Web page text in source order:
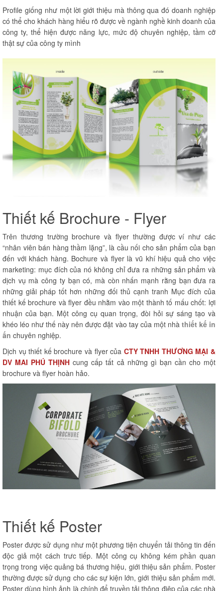
Profile giống như một lời giới thiệu mà thông qua đó doanh nghiệp
có thể cho khách hàng hiểu rõ được về ngành nghề kinh doanh của
công ty, thể hiện được năng lực, mức độ chuyên nghiệp, tầm cỡ
thật sự của công ty mình
Thiết kế Brochure - Flyer
Trên thương trường brochure và flyer thường được ví như các
“nhân viên bán hàng thầm lặng”, là cầu nối cho sản phẩm của bạn
đến với khách hàng. Bochure và flyer là vũ khí hiệu quả cho việc
marketing: mục đích của nó không chỉ đưa ra những sản phẩm và
dịch vụ mà công ty bạn có, mà còn nhấn mạnh rằng bạn đưa ra
những giải pháp tốt hơn những đối thủ cạnh tranh Mục đích của
thiết kế brochure và flyer đều nhằm vào một thành tố mấu chốt: lợi
nhuận của bạn. Một công cụ quan trọng, đòi hỏi sự sáng tạo và
khéo léo như thế này nên được đặt vào tay của một nhà thiết kế in
ấn chuyên nghiệp.
Dịch vụ thiết kế brochure và flyer của CTY TNHH THƯƠNG MẠI &
DV MAI PHÚ THỊNH cung cấp tất cả những gì bạn cần cho một
brochure và flyer hoàn hảo.
Thiết kế Poster
Poster được sử dụng như một phương tiện chuyển tải thông tin đến
độc giả một cách trưc tiếp. Một công cụ không kém phần quan
trọng trong việc quảng bá thương hiệu, giới thiệu sản phẩm. Poster
thường được sử dụng cho các sự kiện lớn, giới thiệu sản phẩm mới.
Poster dùng hình ảnh là chính để truyền tải thông điệp của các nhà